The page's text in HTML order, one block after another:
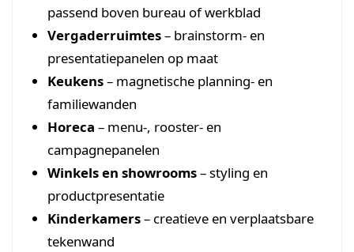
passend boven bureau of werkblad
Vergaderruimtes– brainstorm- en
presentatiepanelen op maat
Keukens– magnetische planning- en
familiewanden
Horeca – menu-, rooster- en
campagnepanelen
Winkels en showrooms– styling en
productpresentatie
Kinderkamers– creatieve en verplaatsbare
tekenwand